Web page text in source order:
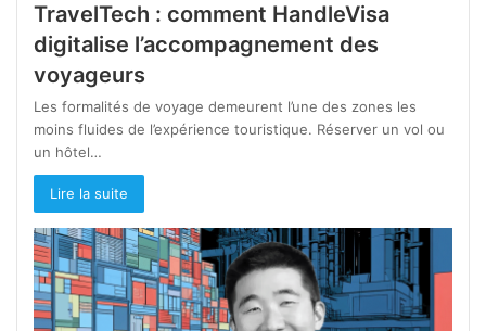
TravelTech : comment HandleVisa
digitalise l’accompagnement des
voyageurs
Les formalités de voyage demeurent l’une des zones les
moins fluides de l’expérience touristique. Réserver un vol ou
un hôtel…
Lire la suite